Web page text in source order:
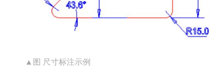
▲图 尺寸标注示例